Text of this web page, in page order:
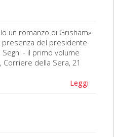
un romanzo di Grisham».
presenza del presidente
- il primo volume
della Sera, 21
Leggi